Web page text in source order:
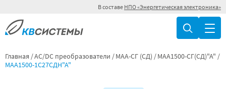
В составе НПО «Энергетическая электроника»
Главная AC/DC преобразователи МАА-СГ (СД)
МАА1500-СГ(СД)"А"
МАА1500-1С27СДН"А"